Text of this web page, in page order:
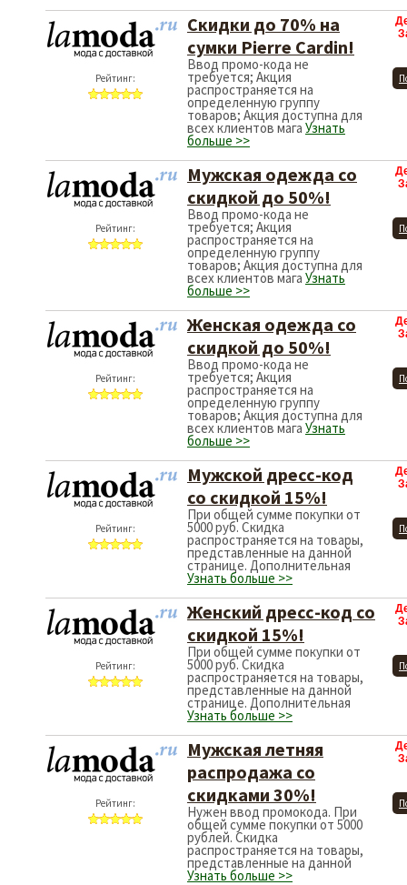
Рейтинг:
Скидки до 70% на
сумки Pierre Cardin!
Ввод промо-кода не
требуется; Акция
распространяется на
определенную группу
товаров; Акция доступна для
всех клиентов мага Узнать
больше >>
Рейтинг:
Мужская одежда со
скидкой до 50%!
Ввод промо-кода не
требуется; Акция
распространяется на
определенную группу
товаров; Акция доступна для
всех клиентов мага Узнать
больше >>
Рейтинг:
Женская одежда со
скидкой до 50%!
Ввод промо-кода не
требуется; Акция
распространяется на
определенную группу
товаров; Акция доступна для
всех клиентов мага Узнать
больше >>
Рейтинг:
Мужской дресс-код
со скидкой 15%!
При общей сумме покупки от
5000 руб. Скидка
распространяется на товары,
представленные на данной
странице. Дополнительная
Узнать больше >>
Рейтинг:
Женский дресс-код со
скидкой 15%!
При общей сумме покупки от
5000 руб. Скидка
распространяется на товары,
представленные на данной
странице. Дополнительная
Узнать больше >>
Рейтинг:
Мужская летняя
распродажа со
скидками 30%!
Нужен ввод промокода. При
общей сумме покупки от 5000
рублей. Скидка
распространяется на товары,
представленные на данной
Узнать больше >>